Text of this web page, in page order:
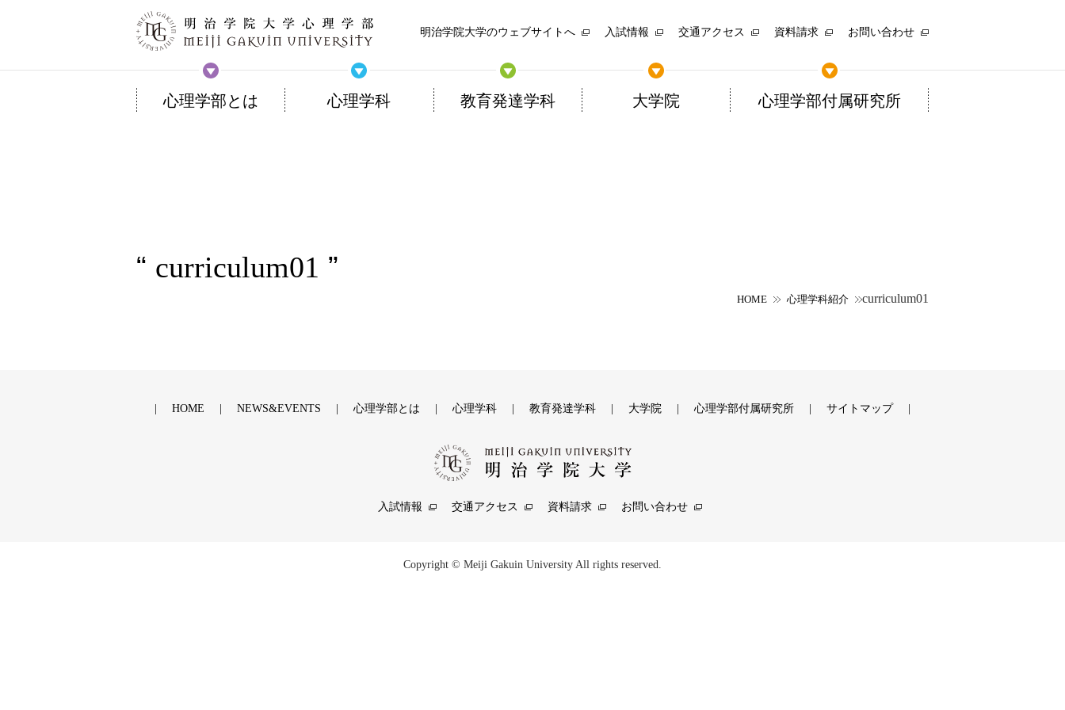
心理学部とは 心理学科 教育発達学科 大学院 心理学部付属研究所
明治学院大学のウェブサイトへ 入試情報 交通アクセス 資料請求 お問い合わせ
HOME 心理学科紹介 curriculum01
curriculum01
HOME NEWS&EVENTS 心理学部とは 心理学科 教育発達学科 大学院 心理学部付属研究所 サイトマップ
入試情報 交通アクセス 資料請求 お問い合わせ
Copyright © Meiji Gakuin University All rights reserved.